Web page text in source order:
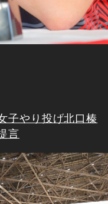
子やり投げ北口榛
言